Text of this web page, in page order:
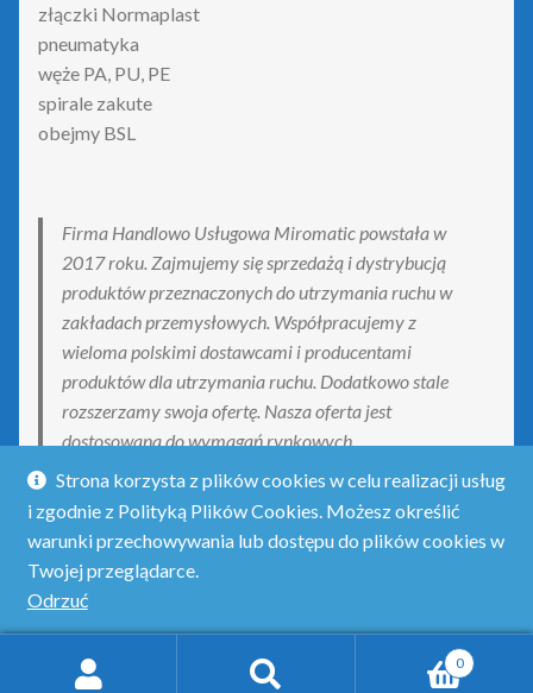
Strona korzysta z plików cookies w celu realizacji usług
i zgodnie z Polityką Plików Cookies. Możesz określić
warunki przechowywania lub dostępu do plików cookies w
Twojej przeglądarce.
Odrzuć
złączki Normaplast
pneumatyka
węże PA, PU, PE
spirale zakute
obejmy BSL
Firma Handlowo Usługowa Miromatic powstała w
2017 roku. Zajmujemy się sprzedażą i dystrybucją
produktów przeznaczonych do utrzymania ruchu w
zakładach przemysłowych. Współpracujemy z
wieloma polskimi dostawcami i producentami
produktów dla utrzymania ruchu. Dodatkowo stale
rozszerzamy swoja ofertę. Nasza oferta jest
dostosowana do wymagań rynkowych.
© Obejmado - obejmy do połączeń rurowych 2026
0